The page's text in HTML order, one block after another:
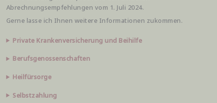
Abrechnungsempfehlungen vom 1. Juli 2024.
Gerne lasse ich Ihnen weitere Informationen zukommen.
Private Krankenversicherung und Beihilfe
Berufsgenossenschaften
Heilfürsorge
Selbstzahlung